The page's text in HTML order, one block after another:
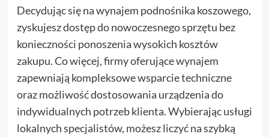
Decydując się na wynajem podnośnika koszowego,
zyskujesz dostęp do nowoczesnego sprzętu bez
konieczności ponoszenia wysokich kosztów
zakupu. Co więcej, firmy oferujące wynajem
zapewniają kompleksowe wsparcie techniczne
oraz możliwość dostosowania urządzenia do
indywidualnych potrzeb klienta. Wybierając usługi
lokalnych specjalistów, możesz liczyć na szybką